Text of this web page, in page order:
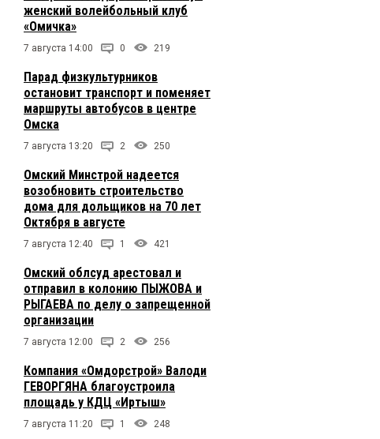
женский волейбольный клуб
«Омичка»
7 августа 14:00 0 219
Парад физкультурников
остановит транспорт и поменяет
маршруты автобусов в центре
Омска
7 августа 13:20 2 250
Омский Минстрой надеется
возобновить строительство
дома для дольщиков на 70 лет
Октября в августе
7 августа 12:40 1 421
Омский облсуд арестовал и
отправил в колонию ПЫЖОВА и
РЫГАЕВА по делу о запрещенной
организации
7 августа 12:00 2 256
Компания «Омдорстрой» Валоди
ГЕВОРГЯНА благоустроила
площадь у КДЦ «Иртыш»
7 августа 11:20 1 248